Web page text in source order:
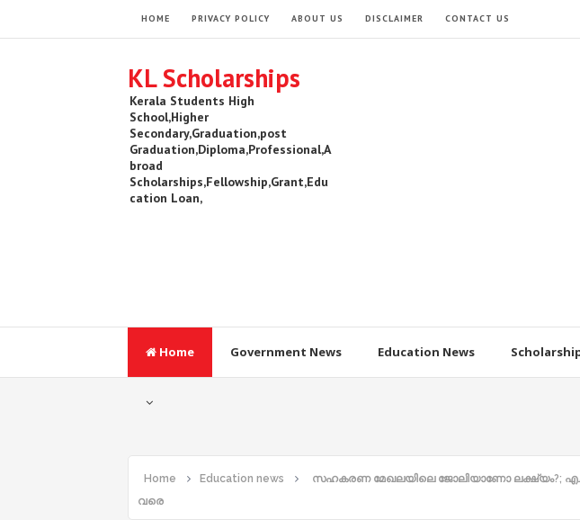
HOME PRIVACY POLICY ABOUT US DISCLAIMER CONTACT US
KL Scholarships
Kerala Students High
School,Higher
Secondary,Graduation,post
Graduation,Diploma,Professional,A
broad
Scholarships,Fellowship,Grant,Edu
cation Loan,
Home Government News Education News
Home Education news
സഹകരണ മേഖലയിലെ ജോലിയാണോ ലക്ഷ്യം?;
വരെ